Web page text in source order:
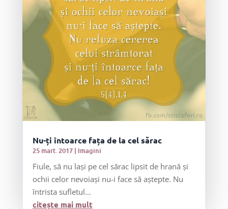
Nu-ți întoarce fața de la cel sărac
25 mart. 2017| Imagini
Fiule, să nu lași pe cel sărac lipsit de hrană și
ochii celor nevoiași nu-i face să aștepte. Nu
întrista sufletul...
citește mai mult